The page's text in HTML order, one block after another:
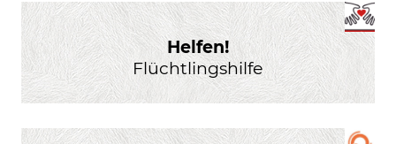
Helfen!
Flüchtlingshilfe